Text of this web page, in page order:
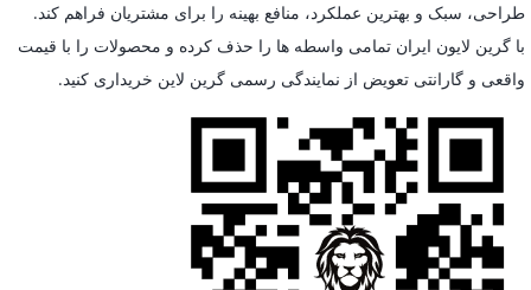
طراحی، سبک و بهترین عملکرد، منافع بهینه را برای مشتریان فراهم کند.
با گرین لایون ایران تمامی واسطه ها را حذف کرده و محصولات را با قیمت
واقعی و گارانتی تعویض از نمایندگی رسمی گرین لاین خریداری کنید.